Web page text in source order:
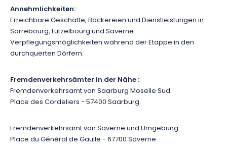
Annehmlichkeiten:
Erreichbare Geschäfte, Bäckereien und Dienstleistungen in
Sarrebourg, Lutzelbourg und Saverne.
Verpflegungsmöglichkeiten während der Etappe in den
durchquerten Dörfern.
Fremdenverkehrsämter in der Nähe :
Fremdenverkehrsamt von Saarburg Moselle Sud.
Place des Cordeliers - 57400 Saarburg.
Fremdenverkehrsamt von Saverne und Umgebung
Place du Général de Gaulle - 67700 Saverne.